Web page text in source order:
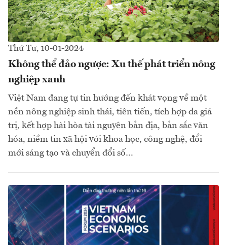
Thứ Tư, 10-01-2024
Không thể đảo ngược: Xu thế phát triển nông
nghiệp xanh
Việt Nam đang tự tin hướng đến khát vọng về một
nền nông nghiệp sinh thái, tiên tiến, tích hợp đa giá
trị, kết hợp hài hòa tài nguyên bản địa, bản sắc văn
hóa, niềm tin xã hội với khoa học, công nghệ, đổi
mới sáng tạo và chuyển đổi số…